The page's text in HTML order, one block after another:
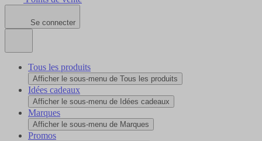
Se connecter
Tous les produits
Afficher le sous-menu de Tous les produits
Idées cadeaux
Afficher le sous-menu de Idées cadeaux
Marques
Afficher le sous-menu de Marques
Promos